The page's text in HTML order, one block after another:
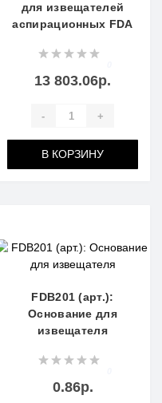
для извещателей
аспирационных FDA
13 803.06р.
- +
В КОРЗИНУ
FDB201 (арт.):
Основание для
извещателя
0.86р.